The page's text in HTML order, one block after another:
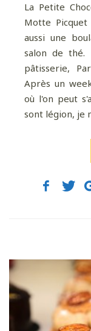
La Petite
Motte Picquet
aussi une
salon de thé.
pâtisserie,
Après un
où l'on peut
sont légion, je